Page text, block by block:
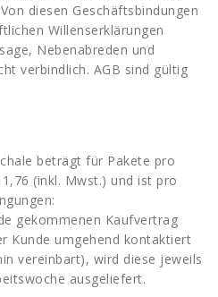
diesen Geschäftsbindungen
Willenserklärungen
Nebenabreden und
verbindlich. AGB sind gültig
beträgt für Pakete pro
(inkl. Mwst.) und ist pro
gekommenen Kaufvertrag
Kunde umgehend kontaktiert
vereinbart), wird diese jeweils
ausgeliefert.